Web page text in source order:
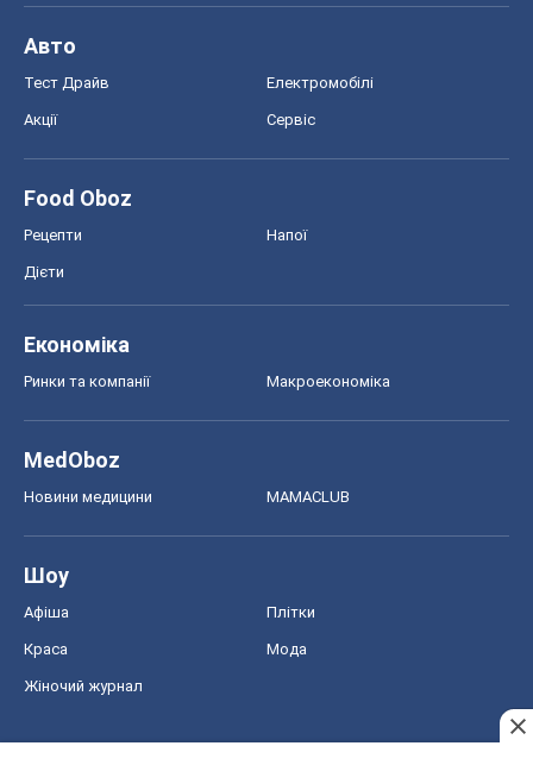
Авто
Тест Драйв Електромобілі
Акції Сервіс
Food Oboz
Рецепти Напої
Дієти
Економіка
Ринки та компанії Макроекономіка
MedOboz
Новини медицини MAMACLUB
Шоу
Афіша Плітки
Краса Мода
Жіночий журнал